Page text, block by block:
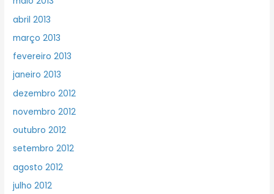
abril 2013
março 2013
fevereiro 2013
janeiro 2013
dezembro 2012
novembro 2012
outubro 2012
setembro 2012
agosto 2012
julho 2012